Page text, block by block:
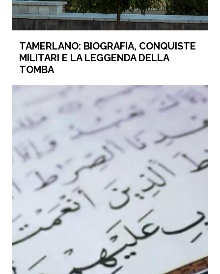
TAMERLANO: BIOGRAFIA, CONQUISTE
MILITARI E LA LEGGENDA DELLA
TOMBA